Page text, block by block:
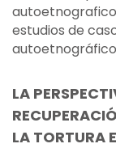
estudios de
LA
LA TORTURA